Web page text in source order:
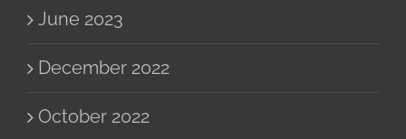
June 2023
December 2022
October 2022